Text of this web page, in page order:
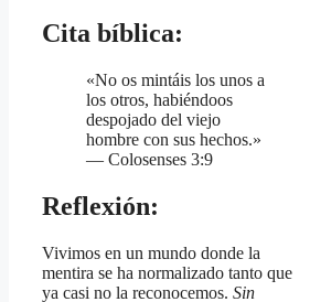
Cita bíblica:
«No os mintáis los unos a
los otros, habiéndoos
despojado del viejo
hombre con sus hechos.»
— Colosenses 3:9
Reflexión:
Vivimos en un mundo donde la
mentira se ha normalizado tanto que
ya casi no la reconocemos. Sin